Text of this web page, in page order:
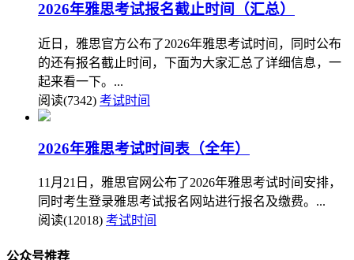
2026年雅思考试报名截止时间（汇总）
近日，雅思官方公布了2026年雅思考试时间，同时公布
的还有报名截止时间，下面为大家汇总了详细信息，一
起来看一下。...
阅读(7342) 考试时间
2026年雅思考试时间表（全年）
11月21日，雅思官网公布了2026年雅思考试时间安排，
同时考生登录雅思考试报名网站进行报名及缴费。...
阅读(12018) 考试时间
公众号推荐